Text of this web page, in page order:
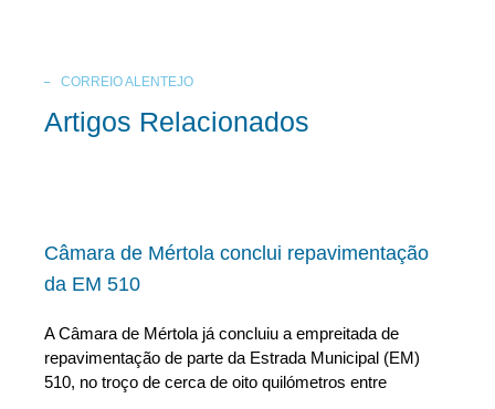
CORREIO ALENTEJO
Artigos Relacionados
Câmara de Mértola conclui repavimentação
da EM 510
A Câmara de Mértola já concluiu a empreitada de
repavimentação de parte da Estrada Municipal (EM)
510, no troço de cerca de oito quilómetros entre